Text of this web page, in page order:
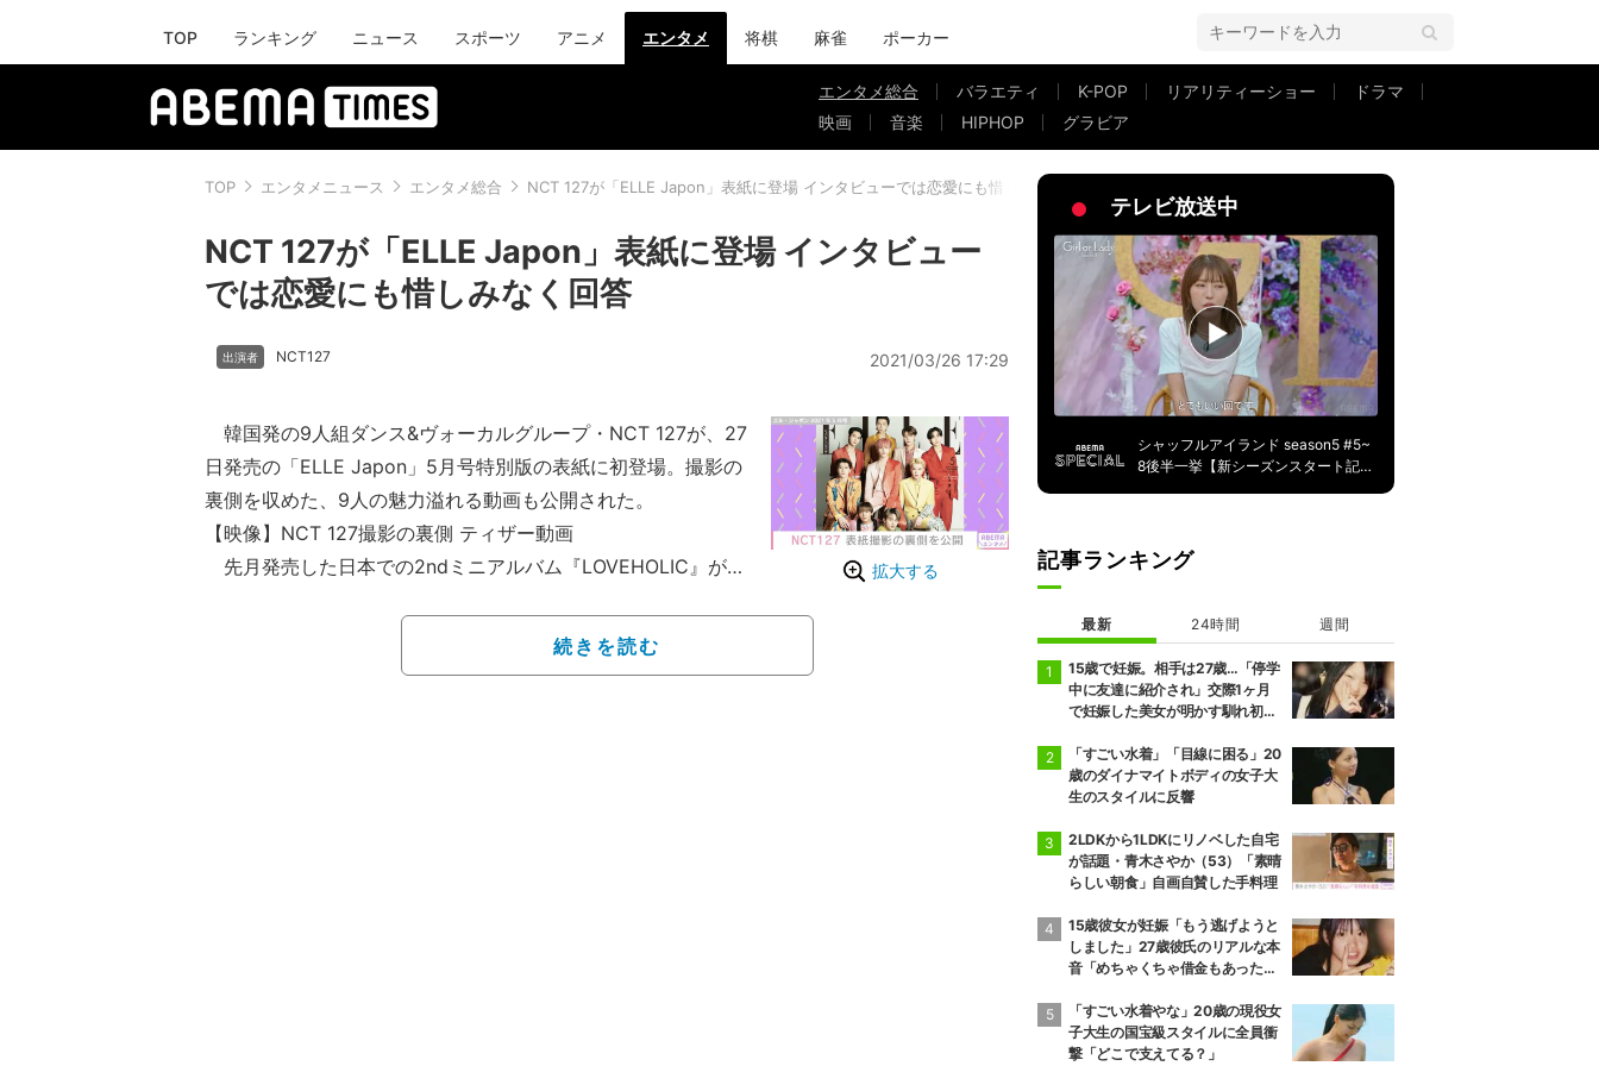
TOP ランキング ニュース スポーツ アニメ エンタメ 将棋 麻雀 ポーカー
エンタメ総合 バラエティ K-POP リアリティーショー
ドラマ
映画
音楽 HIPHOP グラビア
TOP エンタメニュース エンタメ総合 NCT 127が「ELLE Japon」表紙に登場 インタビューでは恋愛にも惜しみなく回答
NCT 127が「ELLE Japon」表紙に登場 インタビュー
では恋愛にも惜しみなく回答
NCT127 2021/03/26 17:29
拡大する
韓国発の9人組ダンス&ヴォーカルグループ・NCT 127が、27
日発売の「ELLE Japon」5月号特別版の表紙に初登場。撮影の
裏側を収めた、9人の魅力溢れる動画も公開された。
【映像】NCT 127撮影の裏側 ティザー動画
先月発売した日本での2ndミニアルバム『LOVEHOLIC』が、
も大ブレイク中のNCT 127。「ELLE Japon」5月号特別版で
は、そんな彼らの魅力に迫ったグラビアやインタビューを17ペ
続きを読む
テレビ放送中
シャッフルアイランド season5 #5~
8後半一挙【新シーズンスタート記
記事ランキング
最新 24時間 週間
15歳で妊娠。相手は27歳…「停学
中に友達に紹介され」交際1ヶ月
で妊娠した美女が明かす馴れ初め
絶句
「すごい水着」「目線に困る」20
歳のダイナマイトボディの女子大
生のスタイルに反響
2LDKから1LDKにリノベした自宅
が話題・青木さやか（53）「素晴
らしい朝食」自画自賛した手料理
15歳彼女が妊娠「もう逃げようと
しました」27歳彼氏のリアルな本
音「めちゃくちゃ借金もあったの
「すごい水着やな」20歳の現役女
子大生の国宝級スタイルに全員衝
撃「どこで支えてる？」